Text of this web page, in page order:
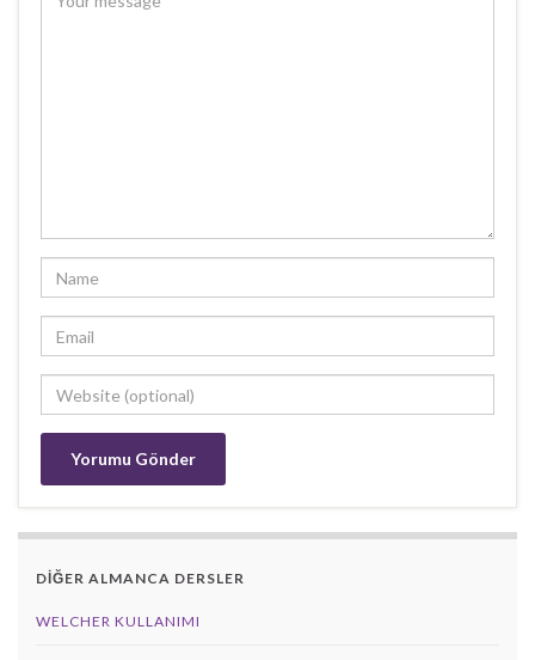
DİĞER ALMANCA DERSLER
WELCHER KULLANIMI